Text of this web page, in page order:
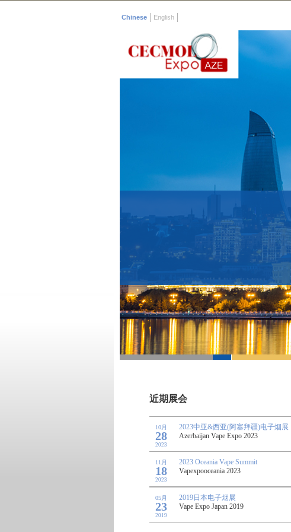
Chinese English
近期展会
10月
28
2023
2023中亚&西亚(阿塞拜疆)电子烟展
Azerbaijan Vape Expo 2023
11月
18
2023
2023 Oceania Vape Summit
Vapexpooceania 2023
05月
23
2019
2019日本电子烟展
Vape Expo Japan 2019